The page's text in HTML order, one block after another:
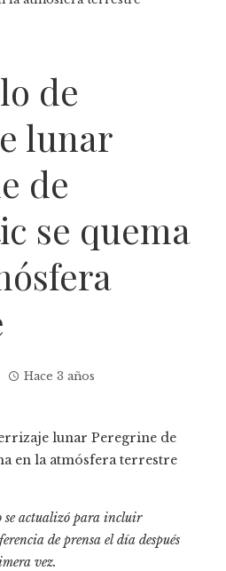
de
lunar
de
se quema
Hace 3 años
se actualizó para incluir
de prensa el día después
vez.